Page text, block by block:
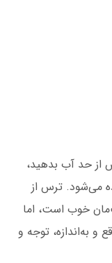
از حد آب بدهید،
می‌شود. ترس از
خوب است، اما
به‌اندازه، توجه و